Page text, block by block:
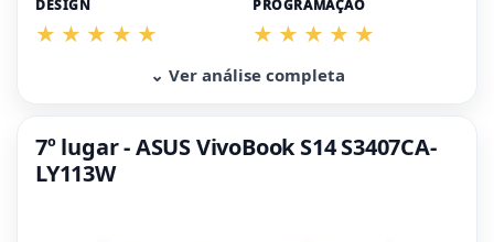
DESIGN PROGRAMAÇÃO
⌄ Ver análise completa
7º lugar - ASUS VivoBook S14 S3407CA-
LY113W